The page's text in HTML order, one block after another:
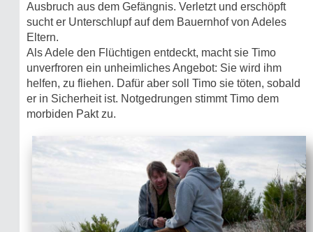
Ausbruch aus dem Gefängnis. Verletzt und erschöpft
sucht er Unterschlupf auf dem Bauernhof von Adeles
Eltern.
Als Adele den Flüchtigen entdeckt, macht sie Timo
unverfroren ein unheimliches Angebot: Sie wird ihm
helfen, zu fliehen. Dafür aber soll Timo sie töten, sobald
er in Sicherheit ist. Notgedrungen stimmt Timo dem
morbiden Pakt zu.